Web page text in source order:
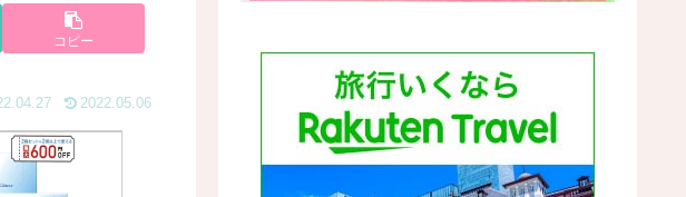
コピー
2022.05.06